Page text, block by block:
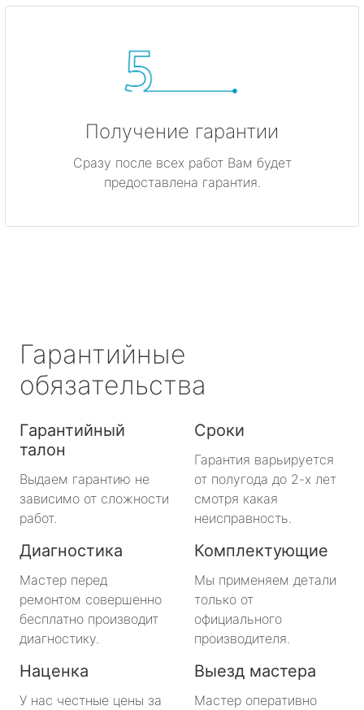
Получение гарантии
Сразу после всех работ Вам будет
предоставлена гарантия.
Гарантийные
обязательства
Гарантийный
талон
Выдаем гарантию не
зависимо от сложности
работ.
Сроки
Гарантия варьируется
от полугода до 2-х лет
смотря какая
неисправность.
Диагностика
Мастер перед
ремонтом совершенно
бесплатно производит
диагностику.
Комплектующие
Мы применяем детали
только от
официального
производителя.
Наценка
У нас честные цены за
Выезд мастера
Мастер оперативно